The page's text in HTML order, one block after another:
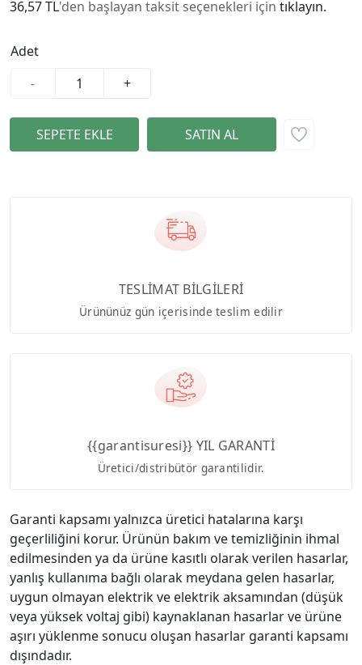
36,57 TL'den başlayan taksit seçenekleri için tıklayın.
Adet
-
+
TESLİMAT BİLGİLERİ
Ürününüz gün içerisinde teslim edilir
{{garantisuresi}} YIL GARANTİ
Üretici/distribütör garantilidir.
Garanti kapsamı yalnızca üretici hatalarına karşı
geçerliliğini korur. Ürünün bakım ve temizliğinin ihmal
edilmesinden ya da ürüne kasıtlı olarak verilen hasarlar,
yanlış kullanıma bağlı olarak meydana gelen hasarlar,
uygun olmayan elektrik ve elektrik aksamından (düşük
veya yüksek voltaj gibi) kaynaklanan hasarlar ve ürüne
aşırı yüklenme sonucu oluşan hasarlar garanti kapsamı
dışındadır.